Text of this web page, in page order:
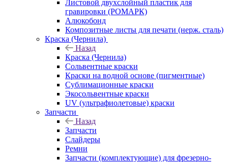
Листовой двухслойный пластик для
гравировки (РОМАРК)
Алюкобонд
Композитные листы для печати (нерж. сталь)
Краска (Чернила)
Назад
Краска (Чернила)
Сольвентные краски
Краски на водной основе (пигментные)
Сублимационные краски
Экосольвентные краски
UV (ультрафиолетовые) краски
Запчасти
Назад
Запчасти
Слайдеры
Ремни
Запчасти (комплектующие) для фрезерно-